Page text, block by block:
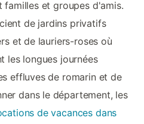
et groupes d'amis.
de jardins privatifs
et de lauriers-roses où
les longues journées
effluves de romarin et de
dans le département, les
de vacances dans